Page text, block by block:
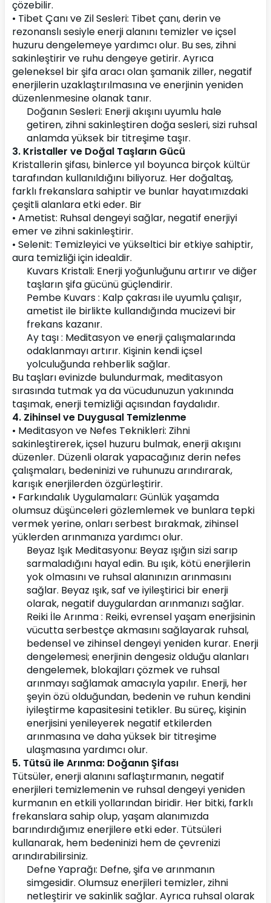
çözebilir.
• Tibet Çanı ve Zil Sesleri: Tibet çanı, derin ve
rezonanslı sesiyle enerji alanını temizler ve içsel
huzuru dengelemeye yardımcı olur. Bu ses, zihni
sakinleştirir ve ruhu dengeye getirir. Ayrıca
geleneksel bir şifa aracı olan şamanik ziller, negatif
enerjilerin uzaklaştırılmasına ve enerjinin yeniden
düzenlenmesine olanak tanır.
Doğanın Sesleri: Enerji akışını uyumlu hale
getiren, zihni sakinleştiren doğa sesleri, sizi ruhsal
anlamda yüksek bir titreşime taşır.
3. Kristaller ve Doğal Taşların Gücü
Kristallerin şifası, binlerce yıl boyunca birçok kültür
tarafından kullanıldığını biliyoruz. Her doğaltaş,
farklı frekanslara sahiptir ve bunlar hayatımızdaki
çeşitli alanlara etki eder. Bir
• Ametist: Ruhsal dengeyi sağlar, negatif enerjiyi
emer ve zihni sakinleştirir.
• Selenit: Temizleyici ve yükseltici bir etkiye sahiptir,
aura temizliği için idealdir.
Kuvars Kristali: Enerji yoğunluğunu artırır ve diğer
taşların şifa gücünü güçlendirir.
Pembe Kuvars : Kalp çakrası ile uyumlu çalışır,
ametist ile birlikte kullandığında mucizevi bir
frekans kazanır.
Ay taşı : Meditasyon ve enerji çalışmalarında
odaklanmayı artırır. Kişinin kendi içsel
yolculuğunda rehberlik sağlar.
Bu taşları evinizde bulundurmak, meditasyon
sırasında tutmak ya da vücudunuzun yakınında
taşımak, enerji temizliği açısından faydalıdır.
4. Zihinsel ve Duygusal Temizlenme
• Meditasyon ve Nefes Teknikleri: Zihni
sakinleştirerek, içsel huzuru bulmak, enerji akışını
düzenler. Düzenli olarak yapacağınız derin nefes
çalışmaları, bedeninizi ve ruhunuzu arındırarak,
karışık enerjilerden özgürleştirir.
• Farkındalık Uygulamaları: Günlük yaşamda
olumsuz düşünceleri gözlemlemek ve bunlara tepki
vermek yerine, onları serbest bırakmak, zihinsel
yüklerden arınmanıza yardımcı olur.
Beyaz Işık Meditasyonu: Beyaz ışığın sizi sarıp
sarmaladığını hayal edin. Bu ışık, kötü enerjilerin
yok olmasını ve ruhsal alanınızın arınmasını
sağlar. Beyaz ışık, saf ve iyileştirici bir enerji
olarak, negatif duygulardan arınmanızı sağlar.
Reiki İle Arınma : Reiki, evrensel yaşam enerjisinin
vücutta serbestçe akmasını sağlayarak ruhsal,
bedensel ve zihinsel dengeyi yeniden kurar. Enerji
dengelemesi; enerjinin dengesiz olduğu alanları
dengelemek, blokajları çözmek ve ruhsal
arınmayı sağlamak amacıyla yapılır. Enerji, her
şeyin özü olduğundan, bedenin ve ruhun kendini
iyileştirme kapasitesini tetikler. Bu süreç, kişinin
enerjisini yenileyerek negatif etkilerden
arınmasına ve daha yüksek bir titreşime
ulaşmasına yardımcı olur.
5. Tütsü ile Arınma: Doğanın Şifası
Tütsüler, enerji alanını saflaştırmanın, negatif
enerjileri temizlemenin ve ruhsal dengeyi yeniden
kurmanın en etkili yollarından biridir. Her bitki, farklı
frekanslara sahip olup, yaşam alanımızda
barındırdığımız enerjilere etki eder. Tütsüleri
kullanarak, hem bedeninizi hem de çevrenizi
arındırabilirsiniz.
Defne Yaprağı: Defne, şifa ve arınmanın
simgesidir. Olumsuz enerjileri temizler, zihni
netleştirir ve sakinlik sağlar. Ayrıca ruhsal olarak